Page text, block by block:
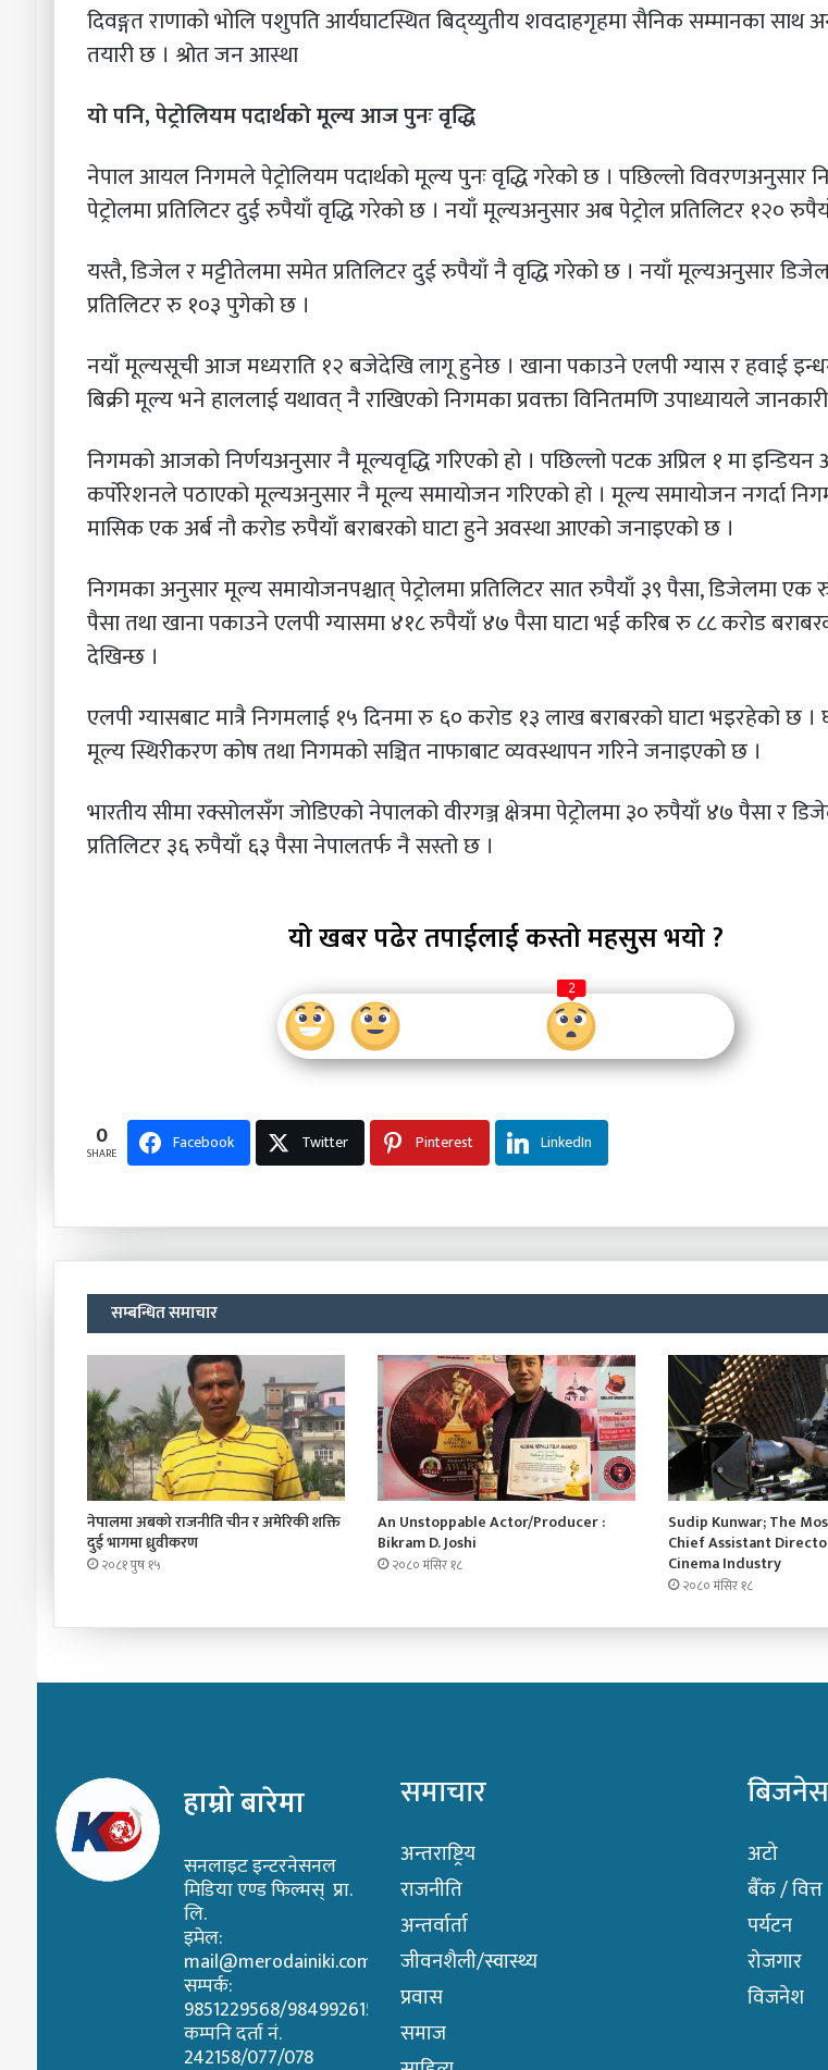
दिवङ्गत राणाको भोलि पशुपति आर्यघाटस्थित बिद्य्युतीय शवदाहगृहमा सैनिक सम्मानका साथ
तयारी छ । श्रोत जन आस्था
यो पनि,पेट्रोलियम पदार्थको मूल्य आज पुनः वृद्धि
नेपाल आयल निगमले पेट्रोलियम पदार्थको मूल्य पुनः वृद्धि गरेको छ । पछिल्लो विवरणअनुसार
पेट्रोलमा प्रतिलिटर दुई रुपैयाँ वृद्धि गरेको छ । नयाँ मूल्यअनुसार अब पेट्रोल प्रतिलिटर १२०
यस्तै, डिजेल र मट्टीतेलमा समेत प्रतिलिटर दुई रुपैयाँ नै वृद्धि गरेको छ । नयाँ मूल्यअनुसार
प्रतिलिटर रु १०३ पुगेको छ ।
नयाँ मूल्यसूची आज मध्यराति १२ बजेदेखि लागू हुनेछ । खाना पकाउने एलपी ग्यास र हवाई
बिक्री मूल्य भने हाललाई यथावत् नै राखिएको निगमका प्रवक्ता विनितमणि उपाध्यायले
निगमको आजको निर्णयअनुसार नै मूल्यवृद्धि गरिएको हो । पछिल्लो पटक अप्रिल १ मा
कर्पोरेशनले पठाएको मूल्यअनुसार नै मूल्य समायोजन गरिएको हो । मूल्य समायोजन नगर्दा
मासिक एक अर्ब नौ करोड रुपैयाँ बराबरको घाटा हुने अवस्था आएको जनाइएको छ ।
निगमका अनुसार मूल्य समायोजनपश्चात् पेट्रोलमा प्रतिलिटर सात रुपैयाँ ३९ पैसा, डिजेलमा एक
पैसा तथा खाना पकाउने एलपी ग्यासमा ४१८ रुपैयाँ ४७ पैसा घाटा भई करिब रु ८८ करोड
देखिन्छ ।
एलपी ग्यासबाट मात्रै निगमलाई १५ दिनमा रु ६० करोड १३ लाख बराबरको घाटा भइरहेको छ ।
मूल्य स्थिरीकरण कोष तथा निगमको सञ्चित नाफाबाट व्यवस्थापन गरिने जनाइएको छ ।
भारतीय सीमा रक्सोलसँग जोडिएको नेपालको वीरगञ्ज क्षेत्रमा पेट्रोलमा ३० रुपैयाँ ४७ पैसा र
प्रतिलिटर ३६ रुपैयाँ ६३ पैसा नेपालतर्फ नै सस्तो छ ।
यो खबर पढेर तपाईलाई कस्तो महसुस भयो ?
2
0
SHARE Facebook Twitter Pinterest LinkedIn
सम्बन्धित समाचार
नेपालमा अबको राजनीति चीन र अमेरिकी शक्ति
दुई भागमा ध्रुवीकरण
२०८१ पुष १५
An Unstoppable Actor/Producer :
Bikram D. Joshi
२०८० मंसिर १८
Sudip Kunwar; The
Chief Assistant
Cinema Industry
२०८० मंसिर १८
हाम्रो बारेमा
सनलाइट इन्टरनेसनल
मिडिया एण्ड फिल्मस् प्रा.
लि.
इमेल:
mail@merodainiki.com
सम्पर्क:
9851229568/9849926158
कम्पनि दर्ता नं.
242158/077/078
समाचार
अन्तराष्ट्रिय
राजनीति
अन्तर्वार्ता
जीवनशैली/स्वास्थ्य
प्रवास
समाज
बिजनेस
अटो
बैँक / वित्त
पर्यटन
रोजगार
विजनेश